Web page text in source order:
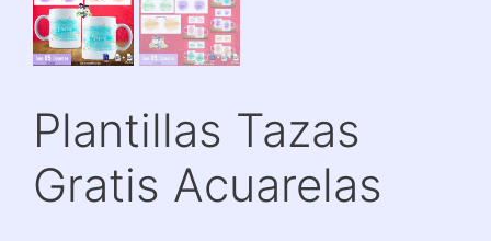
Plantillas Tazas
Gratis Acuarelas